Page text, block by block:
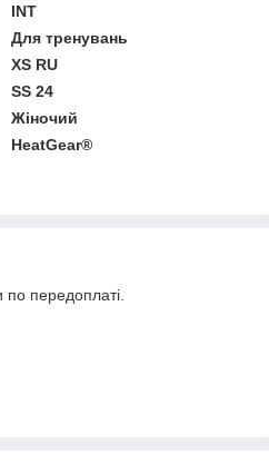
INT
Для тренувань
XS RU
SS 24
Жіночий
HeatGear®
по передоплаті.